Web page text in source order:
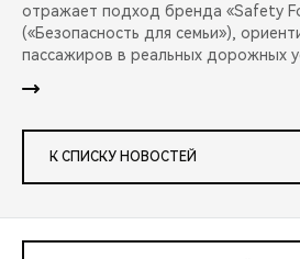
отражает подход бренда «Safety
(«Безопасность для семьи»),
пассажиров в реальных дорожных
К СПИСКУ НОВОСТЕЙ